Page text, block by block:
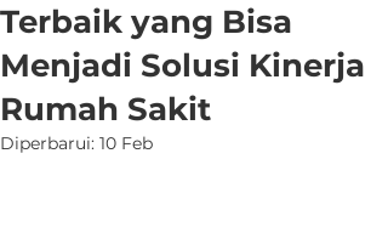
Terbaik yang Bisa
Menjadi Solusi Kinerja
Rumah Sakit
Diperbarui: 10 Feb